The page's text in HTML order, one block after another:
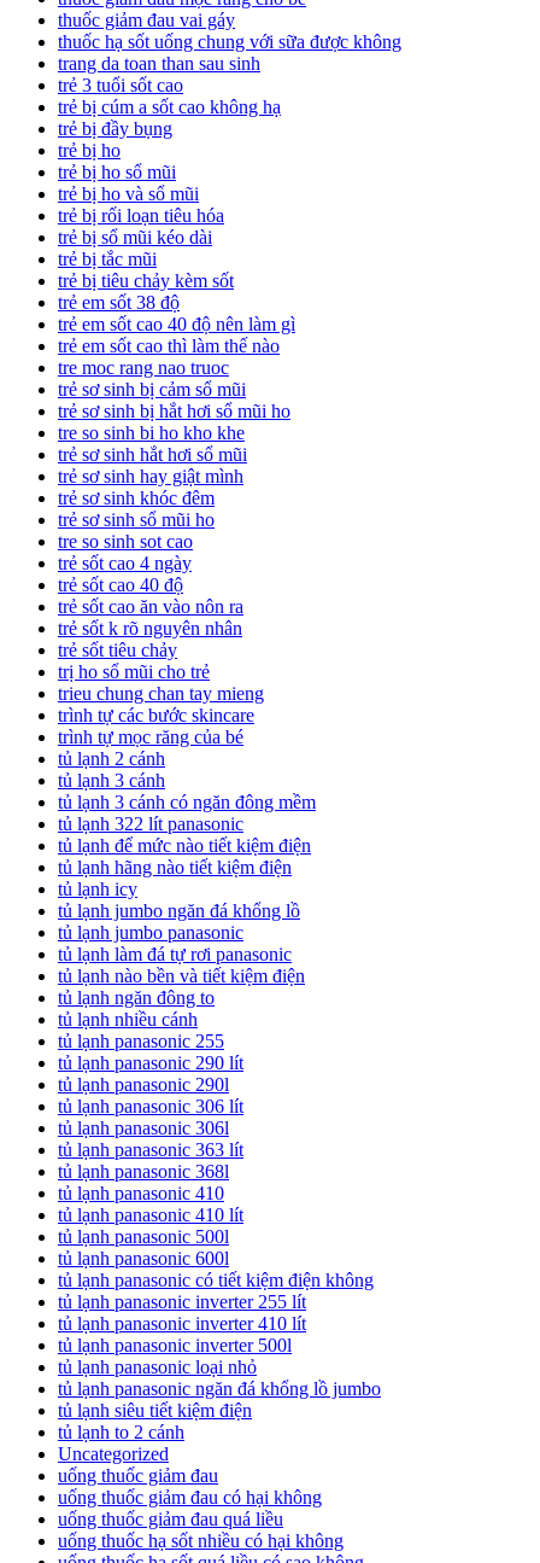
thuốc giảm đau vai gáy
thuốc hạ sốt uống chung với sữa được không
trang da toan than sau sinh
trẻ 3 tuổi sốt cao
trẻ bị cúm a sốt cao không hạ
trẻ bị đầy bụng
trẻ bị ho
trẻ bị ho sổ mũi
trẻ bị ho và sổ mũi
trẻ bị rối loạn tiêu hóa
trẻ bị sổ mũi kéo dài
trẻ bị tắc mũi
trẻ bị tiêu chảy kèm sốt
trẻ em sốt 38 độ
trẻ em sốt cao 40 độ nên làm gì
trẻ em sốt cao thì làm thế nào
tre moc rang nao truoc
trẻ sơ sinh bị cảm sổ mũi
trẻ sơ sinh bị hắt hơi sổ mũi ho
tre so sinh bi ho kho khe
trẻ sơ sinh hắt hơi sổ mũi
trẻ sơ sinh hay giật mình
trẻ sơ sinh khóc đêm
trẻ sơ sinh sổ mũi ho
tre so sinh sot cao
trẻ sốt cao 4 ngày
trẻ sốt cao 40 độ
trẻ sốt cao ăn vào nôn ra
trẻ sốt k rõ nguyên nhân
trẻ sốt tiêu chảy
trị ho sổ mũi cho trẻ
trieu chung chan tay mieng
trình tự các bước skincare
trình tự mọc răng của bé
tủ lạnh 2 cánh
tủ lạnh 3 cánh
tủ lạnh 3 cánh có ngăn đông mềm
tủ lạnh 322 lít panasonic
tủ lạnh để mức nào tiết kiệm điện
tủ lạnh hãng nào tiết kiệm điện
tủ lạnh icy
tủ lạnh jumbo ngăn đá khổng lồ
tủ lạnh jumbo panasonic
tủ lạnh làm đá tự rơi panasonic
tủ lạnh nào bền và tiết kiệm điện
tủ lạnh ngăn đông to
tủ lạnh nhiều cánh
tủ lạnh panasonic 255
tủ lạnh panasonic 290 lít
tủ lạnh panasonic 290l
tủ lạnh panasonic 306 lít
tủ lạnh panasonic 306l
tủ lạnh panasonic 363 lít
tủ lạnh panasonic 368l
tủ lạnh panasonic 410
tủ lạnh panasonic 410 lít
tủ lạnh panasonic 500l
tủ lạnh panasonic 600l
tủ lạnh panasonic có tiết kiệm điện không
tủ lạnh panasonic inverter 255 lít
tủ lạnh panasonic inverter 410 lít
tủ lạnh panasonic inverter 500l
tủ lạnh panasonic loại nhỏ
tủ lạnh panasonic ngăn đá khổng lồ jumbo
tủ lạnh siêu tiết kiệm điện
tủ lạnh to 2 cánh
Uncategorized
uống thuốc giảm đau
uống thuốc giảm đau có hại không
uống thuốc giảm đau quá liều
uống thuốc hạ sốt nhiều có hại không